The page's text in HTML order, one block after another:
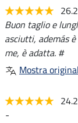
Buon taglio e
asciutti, además
me, è adatta. #
Mostra
-